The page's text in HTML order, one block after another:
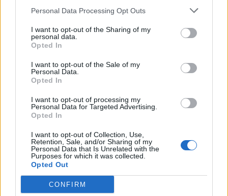
Personal Data Processing Opt Outs
I want to opt-out of the Sharing of my
personal data.
Opted In
I want to opt-out of the Sale of my
Personal Data.
Opted In
I want to opt-out of processing my
Personal Data for Targeted Advertising.
Opted In
I want to opt-out of Collection, Use,
Retention, Sale, and/or Sharing of my
Personal Data that Is Unrelated with the
Purposes for which it was collected.
Opted Out
CONFIRM
PARAPOLITIKA NEWSROOM
Αργολίδα: Ο Στέφανος Κασσελάκης
έκανε βόλτα με το άλογο "Σελήνη" που
του χάρισαν - Δείτε βίντεο
Αποδέχομαι τους
και την πολιτική απορρήτου
X